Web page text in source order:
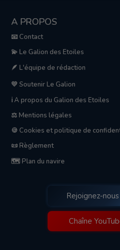
A PROPOS
📧 Contact
💫 Le Galion des Etoiles
🪶 L'équipe de rédaction
💛 Soutenir Le Galion
ℹ️ A propos du Galion des Etoiles
⚖️ Mentions légales
🍪 Cookies et politique de
📜 Règlement
🗺️ Plan du navire
Rejoignez-
Chaîne